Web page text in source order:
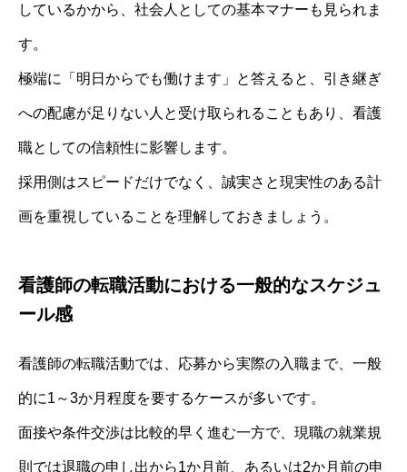
しているかから、社会人としての基本マナーも見られま
す。
極端に「明日からでも働けます」と答えると、引き継ぎ
への配慮が足りない人と受け取られることもあり、看護
職としての信頼性に影響します。
採用側はスピードだけでなく、誠実さと現実性のある計
画を重視していることを理解しておきましょう。
看護師の転職活動における一般的なスケジュ
ール感
看護師の転職活動では、応募から実際の入職まで、一般
的に1～3か月程度を要するケースが多いです。
面接や条件交渉は比較的早く進む一方で、現職の就業規
則では退職の申し出から1か月前、あるいは2か月前の申